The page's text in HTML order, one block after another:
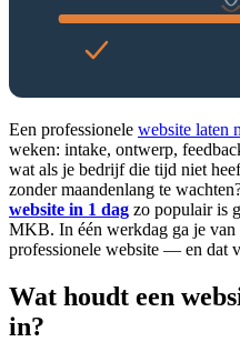
Een professionele website laten
weken: intake, ontwerp,
wat als je bedrijf die tijd niet
zonder maandenlang te
website in 1 dag zo populair is
MKB. In één werkdag ga je van
professionele website — en dat
Wat houdt een
in?